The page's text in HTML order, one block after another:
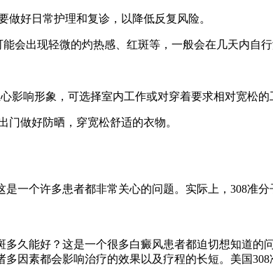
做好日常护理和复诊，以降低反复风险。
会出现轻微的灼热感、红斑等，一般会在几天内自行
响形象，可选择室内工作或对穿着要求相对宽松的
做好防晒，穿宽松舒适的衣物。
一个许多患者都非常关心的问题。实际上，308准
久能好？这是一个很多白癜风患者都迫切想知道
因素都会影响治疗的效果以及疗程的长短。美国